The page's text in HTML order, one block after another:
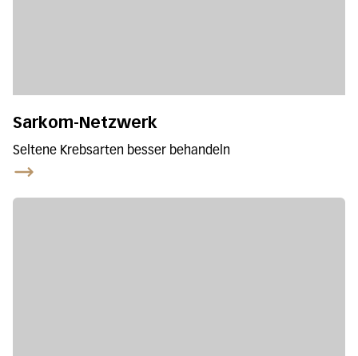
Sarkom-Netzwerk
Seltene Krebsarten besser behandeln